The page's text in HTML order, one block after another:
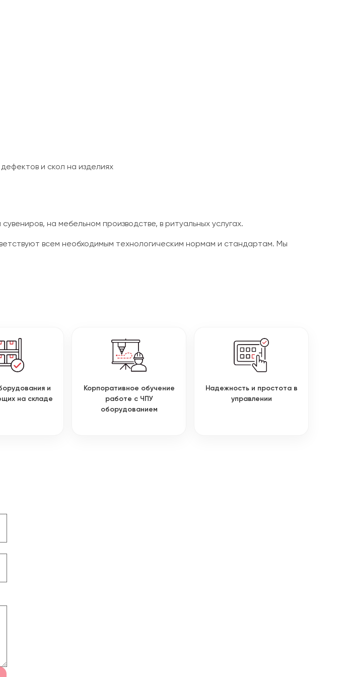
и скол на изделиях
на мебельном производстве, в ритуальных услугах.
всем необходимым технологическим нормам и стандартам. Мы
и
на складе
Корпоративное обучение
работе с ЧПУ
оборудованием
Надежность и простота в
управлении